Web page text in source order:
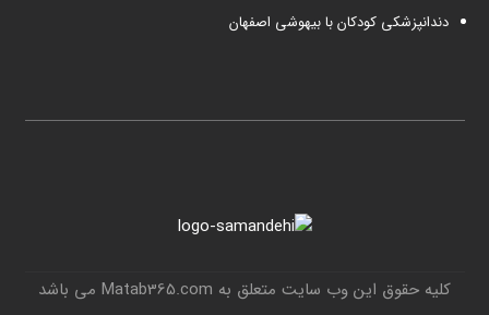
دندانپزشکی کودکان با بیهوشی اصفهان
کلیه حقوق این وب سایت متعلق به Matab365.com می باشد